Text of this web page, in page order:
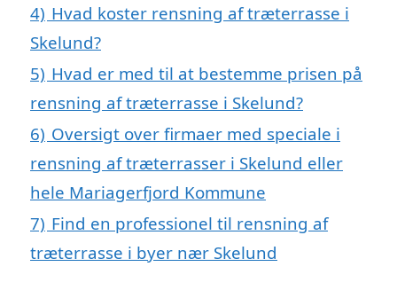
4) Hvad koster rensning af træterrasse i
Skelund?
5) Hvad er med til at bestemme prisen på
rensning af træterrasse i Skelund?
6) Oversigt over firmaer med speciale i
rensning af træterrasser i Skelund eller
hele Mariagerfjord Kommune
7) Find en professionel til rensning af
træterrasse i byer nær Skelund